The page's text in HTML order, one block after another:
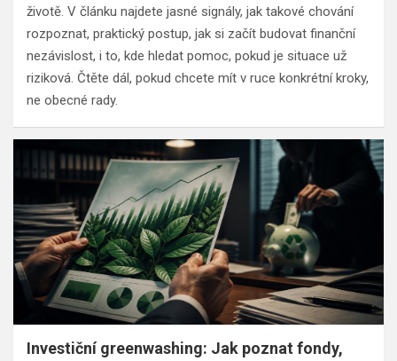
životě. V článku najdete jasné signály, jak takové chování
rozpoznat, praktický postup, jak si začít budovat finanční
nezávislost, i to, kde hledat pomoc, pokud je situace už
riziková. Čtěte dál, pokud chcete mít v ruce konkrétní kroky,
ne obecné rady.
Investiční greenwashing: Jak poznat fondy,